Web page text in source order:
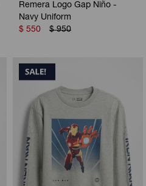
Remera Logo Gap Niño -
Navy Uniform
$ 550 $ 950